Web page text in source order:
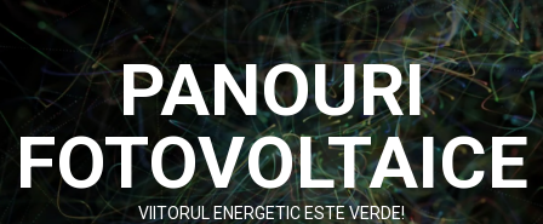
Skip
to
content
PANOURI
FOTOVOLTAICE
VIITORUL ENERGETIC ESTE VERDE!